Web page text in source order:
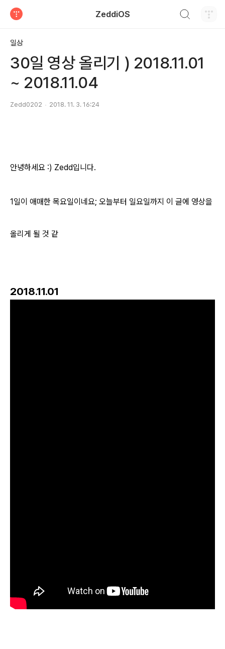
ZeddiOS
일상
30일 영상 올리기 ) 2018.11.01
~ 2018.11.04
Zedd0202 2018. 11. 3. 16:24
안녕하세요 :) Zedd입니다.
1일이 애매한 목요일이네요; 오늘부터 일요일까지 이 글에 영상을
올리게 될 것 같
2018.11.01